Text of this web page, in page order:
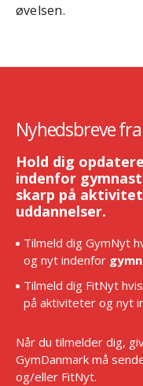
øvelsen.
Nyhedsbreve
Hold dig
indenfor
skarp på
uddannelser.
Tilmeld dig GymNyt
og nyt indenfor
Tilmeld dig FitNyt
på aktiviteter og nyt
Når du tilmelder dig,
GymDanmark må
og/eller FitNyt.